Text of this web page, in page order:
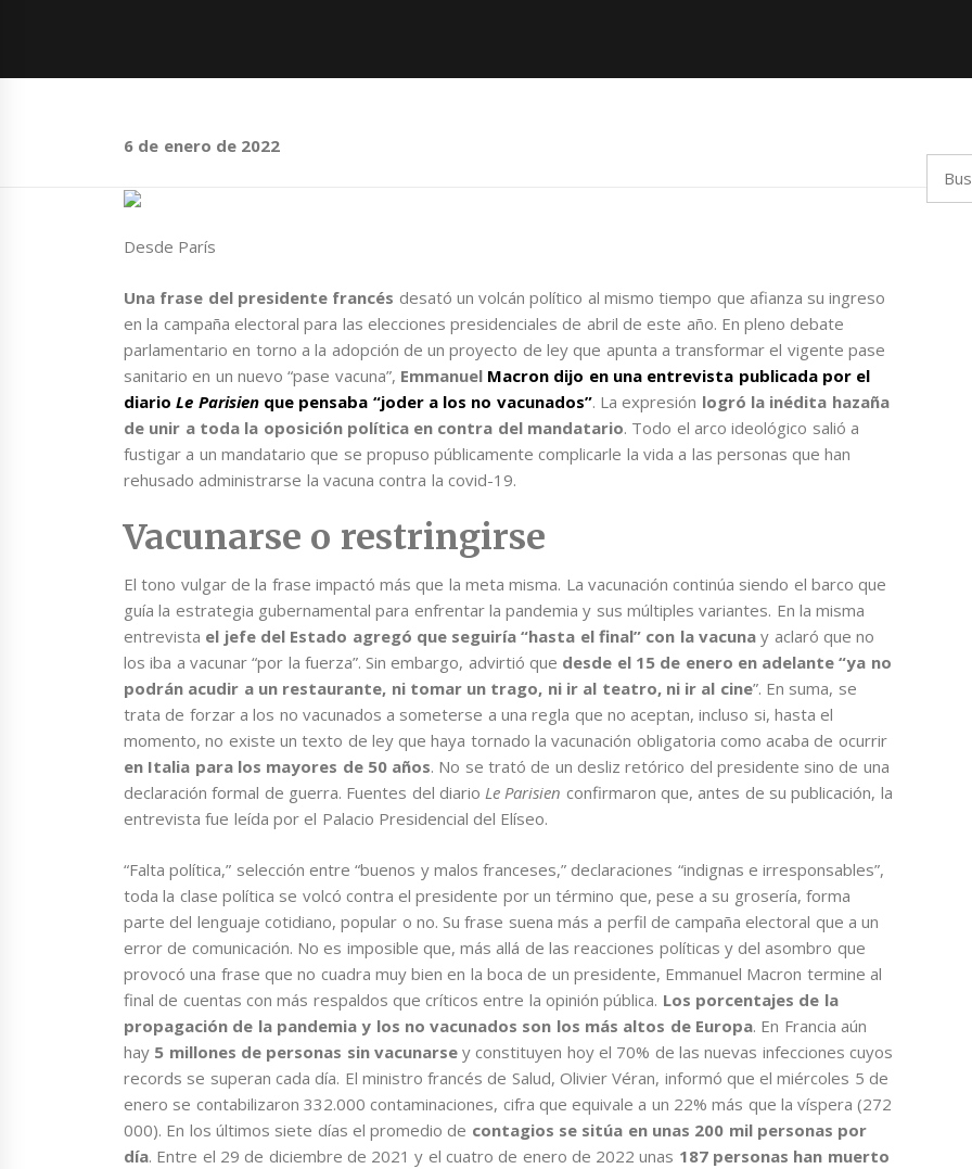
6 de enero de 2022
Desde París
Una frase del presidente francés desató un volcán político al mismo tiempo que afianza su ingreso
en la campaña electoral para las elecciones presidenciales de abril de este año. En pleno debate
parlamentario en torno a la adopción de un proyecto de ley que apunta a transformar el vigente pase
sanitario en un nuevo “pase vacuna”, Emmanuel Macron dijo en una entrevista publicada por el
diario Le Parisienque pensaba “joder a los no vacunados”. La expresión logró la inédita hazaña
de unir a toda la oposición política en contra del mandatario. Todo el arco ideológico salió a
fustigar a un mandatario que se propuso públicamente complicarle la vida a las personas que han
rehusado administrarse la vacuna contra la covid-19.
Vacunarse o restringirse
El tono vulgar de la frase impactó más que la meta misma. La vacunación continúa siendo el barco que
guía la estrategia gubernamental para enfrentar la pandemia y sus múltiples variantes. En la misma
entrevista el jefe del Estado agregó que seguiría “hasta el final” con la vacunay aclaró que no
los iba a vacunar “por la fuerza”. Sin embargo, advirtió que desde el 15 de enero en adelante “ya no
podrán acudir a un restaurante, ni tomar un trago, ni ir al teatro, ni ir al cine”. En suma, se
trata de forzar a los no vacunados a someterse a una regla que no aceptan, incluso si, hasta el
momento, no existe un texto de ley que haya tornado la vacunación obligatoria como acaba de ocurrir
en Italia para los mayores de 50 años. No se trató de un desliz retórico del presidente sino de una
declaración formal de guerra. Fuentes del diarioLe Parisien confirmaron que, antes de su publicación, la
entrevista fue leída por el Palacio Presidencial del Elíseo.
“Falta política,” selección entre “buenos y malos franceses,” declaraciones “indignas e irresponsables”,
toda la clase política se volcó contra el presidente por un término que, pese a su grosería, forma
parte del lenguaje cotidiano, popular o no. Su frase suena más a perfil de campaña electoral que a un
error de comunicación. No es imposible que, más allá de las reacciones políticas y del asombro que
provocó una frase que no cuadra muy bien en la boca de un presidente, Emmanuel Macron termine al
final de cuentas con más respaldos que críticos entre la opinión pública. Los porcentajes de la
propagación de la pandemia y los no vacunados son los más altos de Europa. En Francia aún
hay 5 millones de personas sin vacunarsey constituyen hoy el 70% de las nuevas infecciones cuyos
records se superan cada día. El ministro francés de Salud, Olivier Véran, informó que el miércoles 5 de
enero se contabilizaron 332.000 contaminaciones, cifra que equivale a un 22% más que la víspera (272
000). En los últimos siete días el promedio de contagios se sitúa en unas 200 mil personas por
día. Entre el 29 de diciembre de 2021 y el cuatro de enero de 2022 unas 187 personas han muerto